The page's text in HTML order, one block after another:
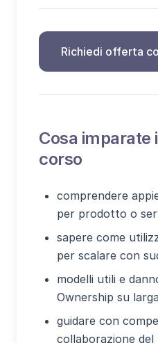
Richiedi offerta
Cosa imparate
corso
comprendere
per prodotto o
sapere come
per scalare con
modelli utili e
Ownership su
guidare con
collaborazione